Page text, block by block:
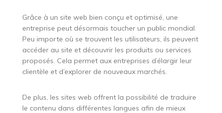
Grâce à un site web bien conçu et optimisé, une
entreprise peut désormais toucher un public mondial.
Peu importe où se trouvent les utilisateurs, ils peuvent
accéder au site et découvrir les produits ou services
proposés. Cela permet aux entreprises d’élargir leur
clientèle et d’explorer de nouveaux marchés.
De plus, les sites web offrent la possibilité de traduire
le contenu dans différentes langues afin de mieux